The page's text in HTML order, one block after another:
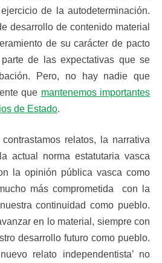
de la autodeterminación.
desarrollo de contenido material
de su carácter de pacto
de las expectativas que se
Pero, no hay nadie que
que mantenemos importantes
de Estado.
relatos, la narrativa
actual norma estatutaria vasca
la opinión pública vasca como
más comprometida con la
continuidad como pueblo.
en lo material, siempre con
desarrollo futuro como pueblo.
relato independentista’ no